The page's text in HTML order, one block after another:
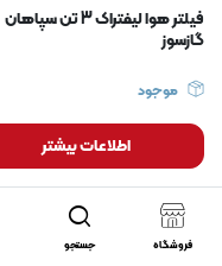
فیلتر هوا لیفتراک 3 تن سپاهان
گازسوز
موجود
اطلاعات بیشتر
فروشگاه جستجو